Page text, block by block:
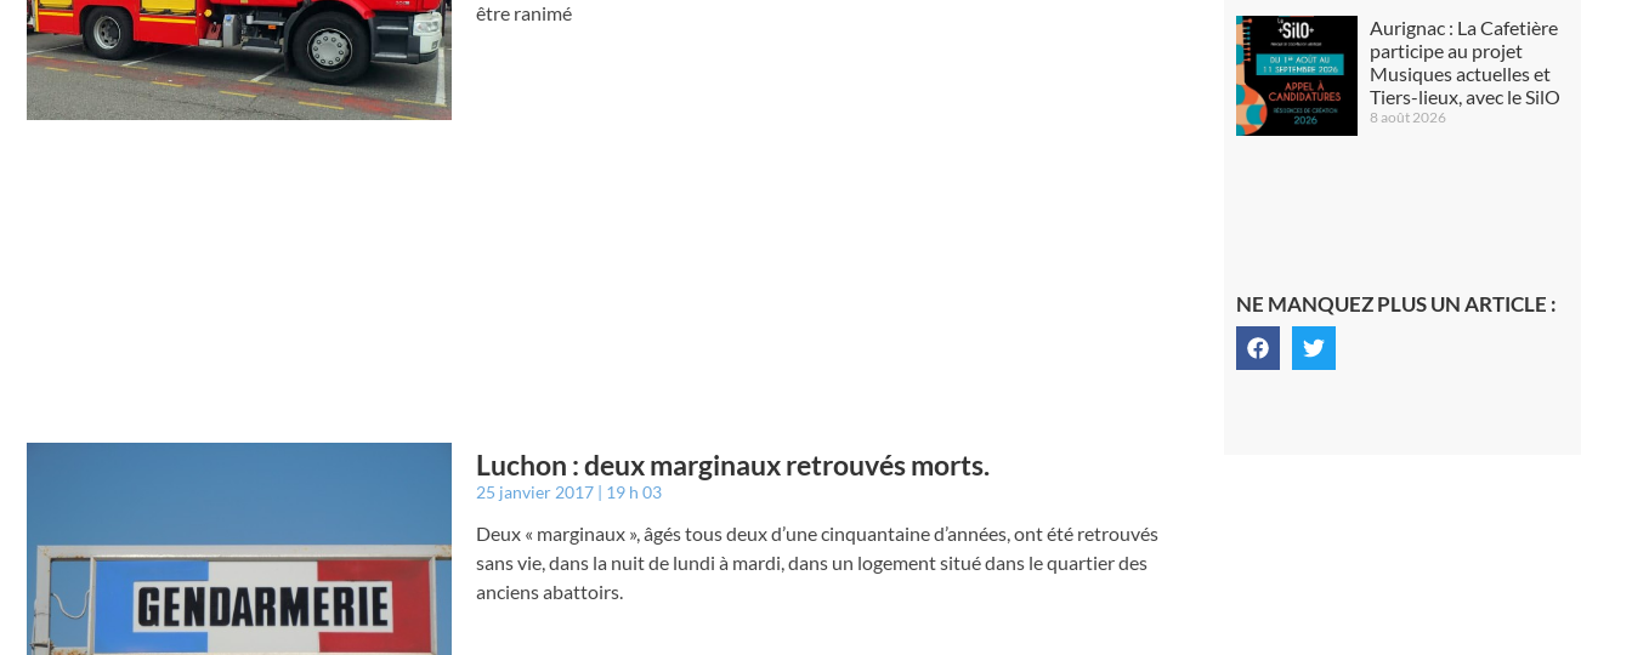
être ranimé
Luchon : deux marginaux retrouvés morts.
25 janvier 2017 19 h 03
Deux « marginaux », âgés tous deux d’une cinquantaine d’années, ont été retrouvés
sans vie, dans la nuit de lundi à mardi, dans un logement situé dans le quartier des
anciens abattoirs.
Aurignac : La Cafetière
participe au projet
Musiques actuelles et
Tiers-lieux, avec le SilO
8 août 2026
NE MANQUEZ PLUS UN ARTICLE :